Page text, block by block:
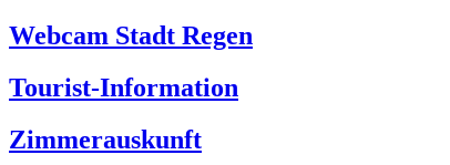
Webcam Stadt Regen
Tourist-Information
Zimmerauskunft